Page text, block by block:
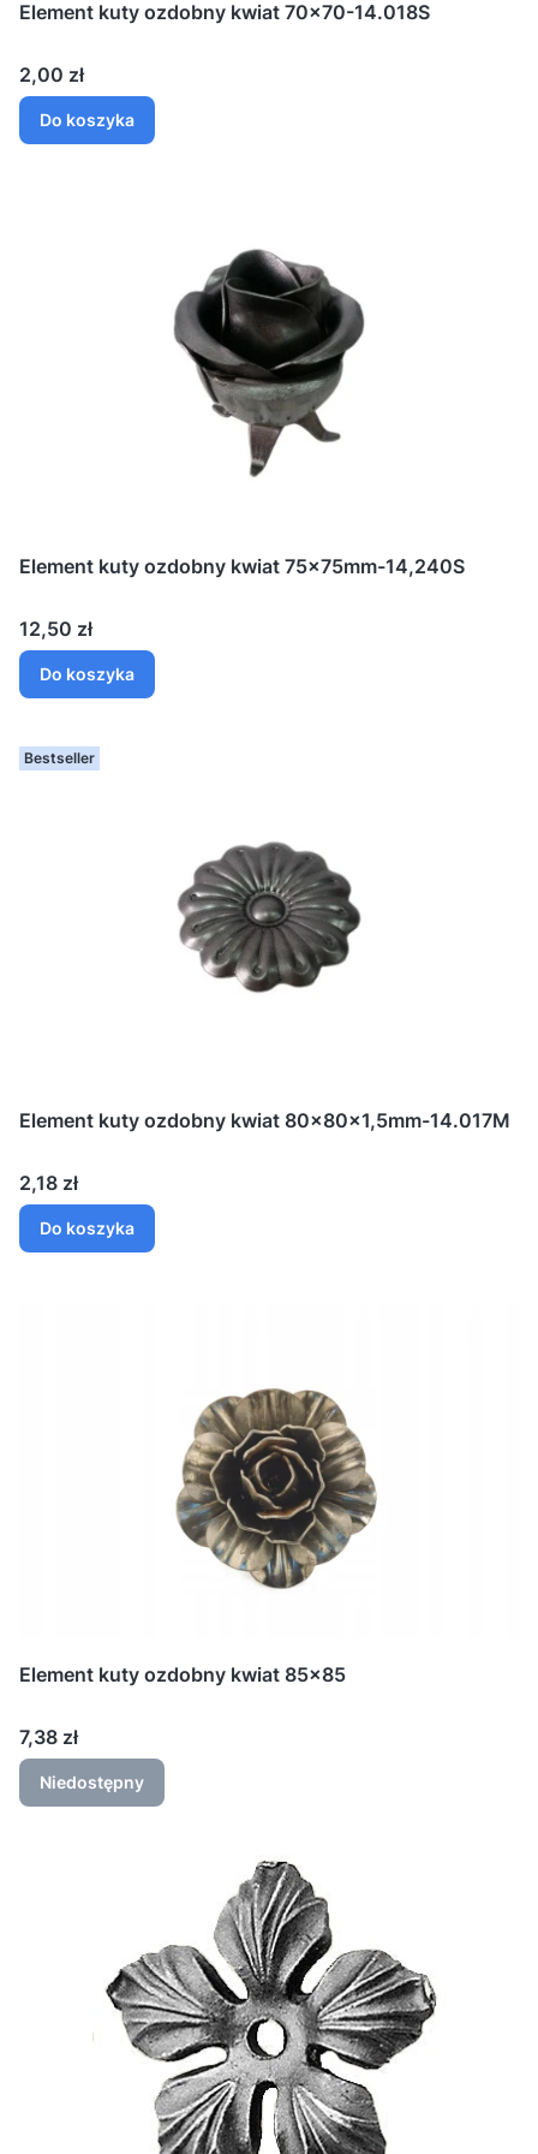
Element kuty ozdobny kwiat 70x70-14.018S
Cena
2,00 zł
Do koszyka
Element kuty ozdobny kwiat 75x75mm-14,240S
Cena
12,50 zł
Do koszyka
Bestseller
Element kuty ozdobny kwiat 80x80x1,5mm-14.017M
Cena
2,18 zł
Do koszyka
Element kuty ozdobny kwiat 85x85
Cena
7,38 zł
Niedostępny